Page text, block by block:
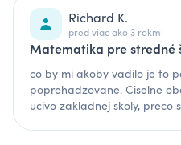
Richard K.
pred viac ako 3 rokmi
Matematika pre stredné
co by mi akoby vadilo je to
poprehadzovane. Ciselne
ucivo zakladnej skoly, preco